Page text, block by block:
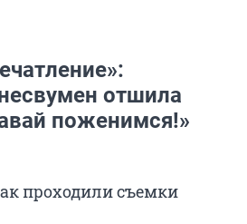
отшила
поженимся!»
проходили съемки